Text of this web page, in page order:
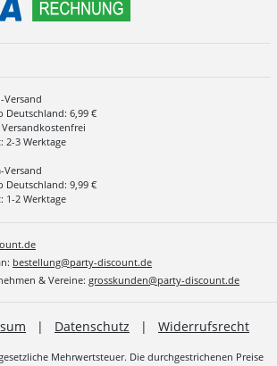
Versand
Deutschland: 6,99 €
Versandkostenfrei
2-3 Werktage
Versand
Deutschland: 9,99 €
1-2 Werktage
bestellung@party-discount.de
& Vereine: grosskunden@party-discount.de
| Datenschutz | Widerrufsrecht
Mehrwertsteuer. Die durchgestrichenen Preise